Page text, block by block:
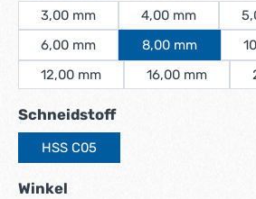
3,00 mm 4,00 mm
6,00 mm
8,00 mm
12,00 mm
16,00 mm
Schneidstoffauswählen
HSS C05
Winkel